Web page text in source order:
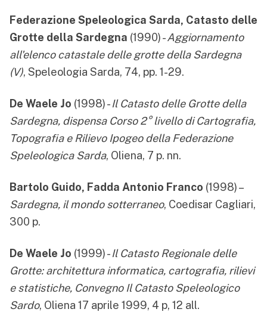
Federazione Speleologica Sarda, Catasto delle
Grotte della Sardegna (1990) -Aggiornamento
all'elenco catastale delle grotte della Sardegna
(V), Speleologia Sarda, 74, pp. 1-29.
De Waele Jo (1998) -Il Catasto delle Grotte della
Sardegna, dispensa Corso 2° livello di Cartografia,
Topografia e Rilievo Ipogeo della Federazione
Speleologica Sarda, Oliena, 7 p. nn.
Bartolo Guido, Fadda Antonio Franco (1998) –
Sardegna, il mondo sotterraneo, Coedisar Cagliari,
300 p.
De Waele Jo (1999) -Il Catasto Regionale delle
Grotte: architettura informatica, cartografia, rilievi
e statistiche, Convegno Il Catasto Speleologico
Sardo, Oliena 17 aprile 1999, 4 p, 12 all.